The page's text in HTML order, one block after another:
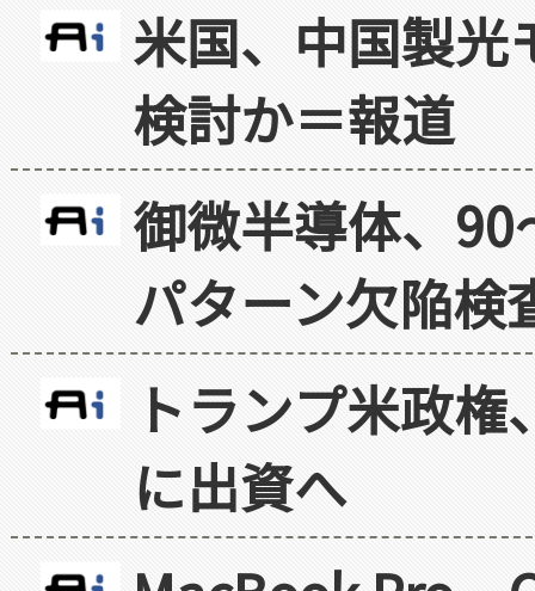
米国、中国製光
検討か＝報道
御微半導体、
パターン欠陥検
トランプ米政
に出資へ